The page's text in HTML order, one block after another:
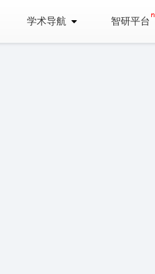
学术导航 智研平台